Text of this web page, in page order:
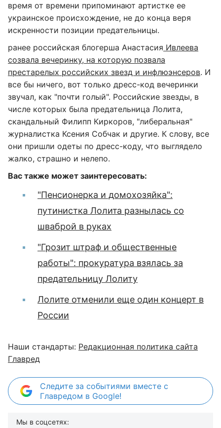
время от времени припоминают артистке ее
украинское происхождение, не до конца веря
искренности позиции предательницы.
ранее российская блогерша Анастасия Ивлеева
созвала вечеринку, на которую позвала
престарелых российских звезд и инфлюэнсеров. И
все бы ничего, вот только дресс-код вечеринки
звучал, как "почти голый". Российские звезды, в
числе которых была предательница Лолита,
скандальный Филипп Киркоров, "либеральная"
журналистка Ксения Собчак и другие. К слову, все
они пришли одеты по дресс-коду, что выглядело
жалко, страшно и нелепо.
Вас также может заинтересовать:
"Пенсионерка и домохозяйка":
путинистка Лолита разнылась со
шваброй в руках
"Грозит штраф и общественные
работы": прокуратура взялась за
предательницу Лолиту
Лолите отменили еще один концерт в
России
Наши стандарты: Редакционная политика сайта
Главред
Следите за событиями вместе с
Главредом в Google!
Мы в соцсетях: